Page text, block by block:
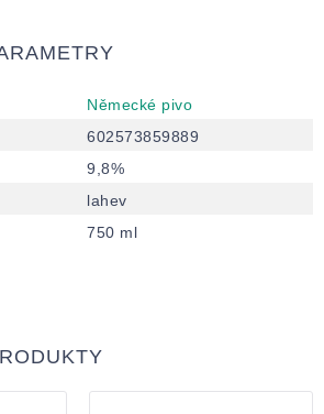
Německé pivo
602573859889
9,8%
lahev
750 ml